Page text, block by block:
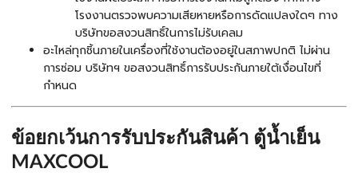
โรงงานตรวจพบความเสียหายหรือการดัดแปลงใดๆ ทาง
บริษัทขอสงวนสิทธิ์ในการไม่รับเคลม
อะไหล่ทุกชิ้นภายในเครื่องที่ใช้งานต้องอยู่ในสภาพปกติ ไม่ผ่าน
การซ่อม บริษัทฯ ขอสงวนสิทธิ์การรับประกันภายใต้เงื่อนไขที่
กำหนด
ข้อยกเว้นการรับประกันสินค้า ตู้น้ำเย็น
MAXCOOL